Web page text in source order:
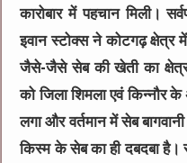
कारोबार में पहचान मिली।
इवान स्टोक्स ने कोटगढ़ क्षेत्र
जैसे-जैसे सेब की खेती का क्षेत्र
को जिला शिमला एवं किन्नौर के
लगा और वर्तमान में सेब
किस्म के सेब का ही दबदबा है।